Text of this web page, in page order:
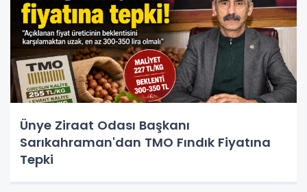
Ünye Ziraat Odası Başkanı
Sarıkahraman'dan TMO Fındık Fiyatına
Tepki